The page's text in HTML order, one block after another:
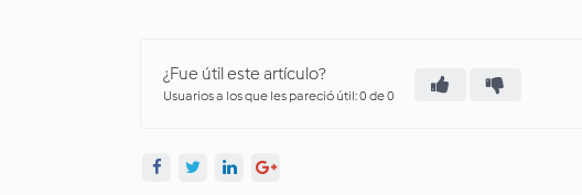
¿Fue útil este artículo?
Usuarios a los que les pareció útil: 0 de 0